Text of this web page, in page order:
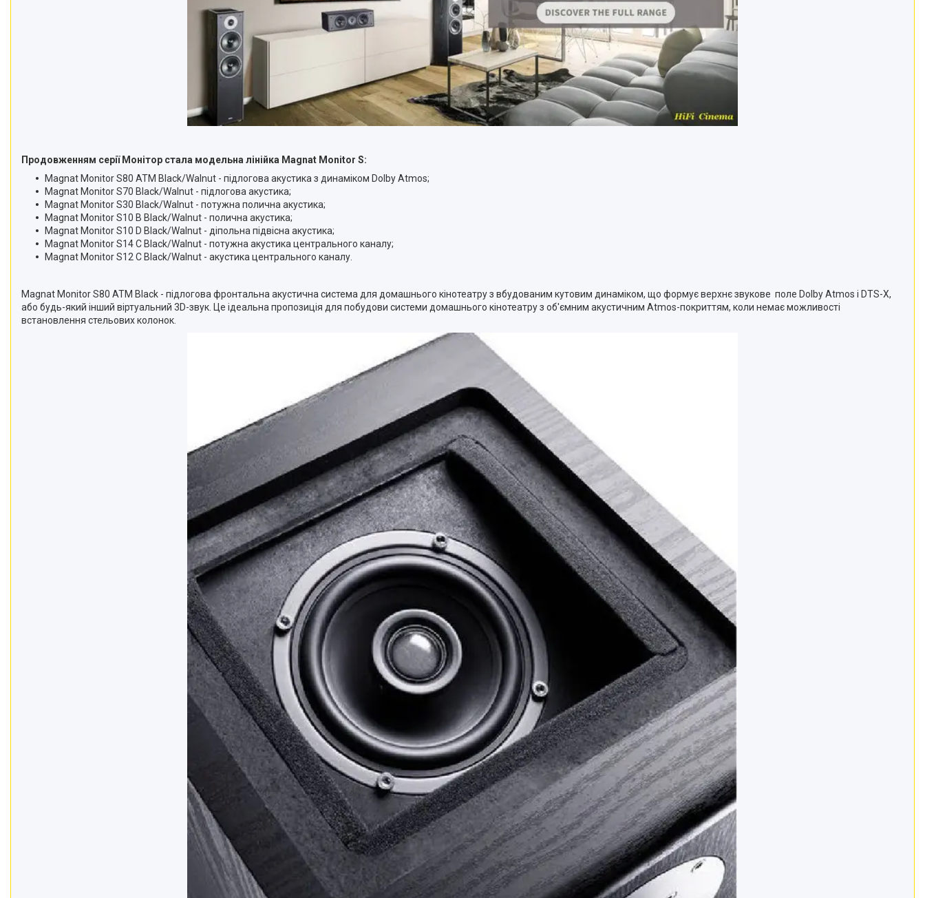
Продовженням серії Монітор стала модельна лінійка Magnat Monitor S:
Magnat Monitor S80 ATM Black/Walnut - підлогова акустика з динаміком Dolby Atmos;
Magnat Monitor S70 Black/Walnut - підлогова акустика;
Magnat Monitor S30 Black/Walnut - потужна полична акустика;
Magnat Monitor S10 B Black/Walnut - полична акустика;
Magnat Monitor S10 D Black/Walnut - діпольна підвісна акустика;
Magnat Monitor S14 C Black/Walnut - потужна акустика центрального каналу;
Magnat Monitor S12 C Black/Walnut - акустика центрального каналу.
Magnat Monitor S80 ATM Black - підлогова фронтальна акустична система для домашнього кінотеатру з вбудованим кутовим динаміком, що формує верхнє звукове поле Dolby Atmos і DTS-X,
або будь-який інший віртуальний 3D-звук. Це ідеальна пропозиція для побудови системи домашнього кінотеатру з об'ємним акустичним Atmos-покриттям, коли немає можливості
встановлення стельових колонок.